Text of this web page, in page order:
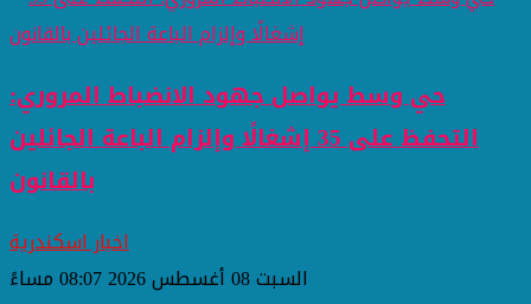
حي وسط يواصل جهود الانضباط المروري:
التحفظ على 35 إشغالًا وإلزام الباعة الجائلين
بالقانون
اخبار اسكندرية
السبت 08 أغسطس 2026 08:07 مساءً